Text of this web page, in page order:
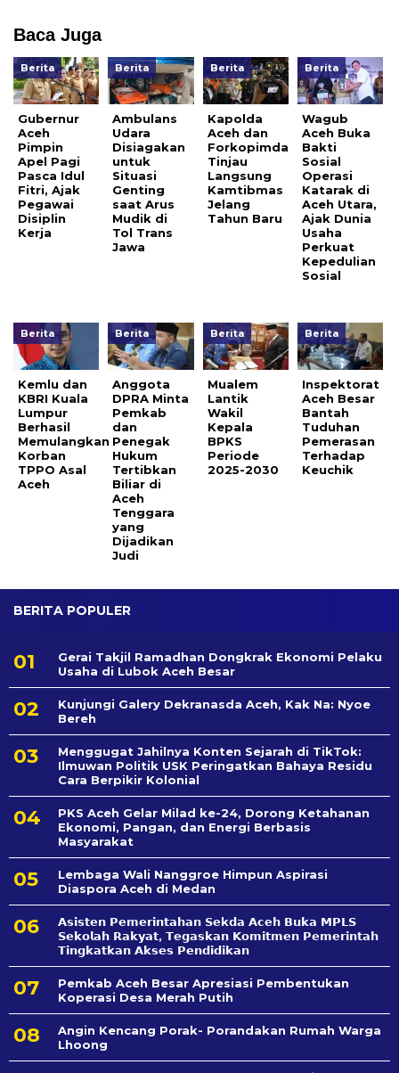
Baca Juga
Berita
Gubernur
Aceh
Pimpin
Apel Pagi
Pasca Idul
Fitri, Ajak
Pegawai
Disiplin
Kerja
Berita
Ambulans
Udara
Disiagakan
untuk
Situasi
Genting
saat Arus
Mudik di
Tol Trans
Jawa
Berita
Kapolda
Aceh dan
Forkopimda
Tinjau
Langsung
Kamtibmas
Jelang
Tahun Baru
Berita
Wagub
Aceh Buka
Bakti
Sosial
Operasi
Katarak di
Aceh Utara,
Ajak Dunia
Usaha
Perkuat
Kepedulian
Sosial
Berita
Kemlu dan
KBRI Kuala
Lumpur
Berhasil
Memulangkan
Korban
TPPO Asal
Aceh
Berita
Anggota
DPRA Minta
Pemkab
dan
Penegak
Hukum
Tertibkan
Biliar di
Aceh
Tenggara
yang
Dijadikan
Judi
Berita
Mualem
Lantik
Wakil
Kepala
BPKS
Periode
2025-2030
Berita
Inspektorat
Aceh Besar
Bantah
Tuduhan
Pemerasan
Terhadap
Keuchik
BERITA POPULER
Gerai Takjil Ramadhan Dongkrak Ekonomi Pelaku
Usaha di Lubok Aceh Besar
Kunjungi Galery Dekranasda Aceh, Kak Na: Nyoe
Bereh
Menggugat Jahilnya Konten Sejarah di TikTok:
Ilmuwan Politik USK Peringatkan Bahaya Residu
Cara Berpikir Kolonial
PKS Aceh Gelar Milad ke-24, Dorong Ketahanan
Ekonomi, Pangan, dan Energi Berbasis
Masyarakat
Lembaga Wali Nanggroe Himpun Aspirasi
Diaspora Aceh di Medan
𝗔𝘀𝗶𝘀𝘁𝗲𝗻 𝗣𝗲𝗺𝗲𝗿𝗶𝗻𝘁𝗮𝗵𝗮𝗻 𝗦𝗲k𝗱𝗮 𝗔𝗰𝗲𝗵 𝗕𝘂𝗸𝗮 𝗠𝗣𝗟𝗦
𝗦𝗲𝗸𝗼𝗹𝗮𝗵 𝗥𝗮𝗸𝘆𝗮𝘁, 𝗧𝗲𝗴𝗮𝘀𝗸𝗮𝗻 𝗞𝗼𝗺𝗶𝘁𝗺𝗲𝗻 𝗣𝗲𝗺𝗲𝗿𝗶𝗻𝘁𝗮𝗵
𝗧𝗶𝗻𝗴𝗸𝗮𝘁𝗸𝗮𝗻 𝗔𝗸𝘀𝗲𝘀 𝗣𝗲𝗻𝗱𝗶𝗱𝗶𝗸𝗮𝗻
Pemkab Aceh Besar Apresiasi Pembentukan
Koperasi Desa Merah Putih
Angin Kencang Porak- Porandakan Rumah Warga
Lhoong